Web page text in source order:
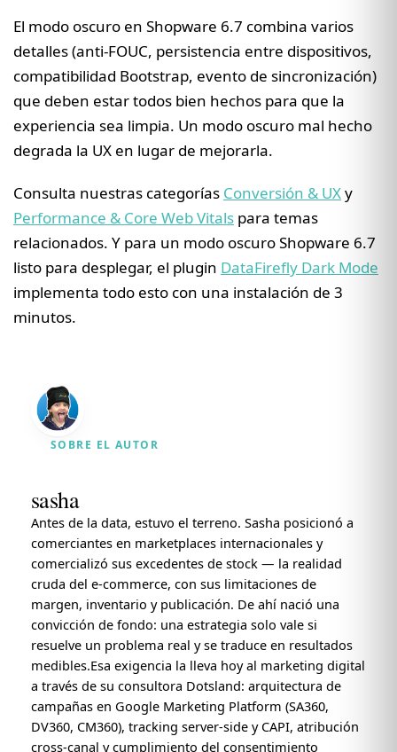
El modo oscuro en Shopware 6.7 combina varios
detalles (anti-FOUC, persistencia entre dispositivos,
compatibilidad Bootstrap, evento de sincronización)
que deben estar todos bien hechos para que la
experiencia sea limpia. Un modo oscuro mal hecho
degrada la UX en lugar de mejorarla.
Consulta nuestras categorías Conversión & UXy
Performance & Core Web Vitals para temas
relacionados. Y para un modo oscuro Shopware 6.7
listo para desplegar, el plugin DataFirefly Dark Mode
implementa todo esto con una instalación de 3
minutos.
SOBRE EL AUTOR
sasha
Antes de la data, estuvo el terreno. Sasha posicionó a
comerciantes en marketplaces internacionales y
comercializó sus excedentes de stock — la realidad
cruda del e-commerce, con sus limitaciones de
margen, inventario y publicación. De ahí nació una
convicción de fondo: una estrategia solo vale si
resuelve un problema real y se traduce en resultados
medibles.Esa exigencia la lleva hoy al marketing digital
a través de su consultora Dotsland: arquitectura de
campañas en Google Marketing Platform (SA360,
DV360, CM360), tracking server-side y CAPI, atribución
cross-canal y cumplimiento del consentimiento